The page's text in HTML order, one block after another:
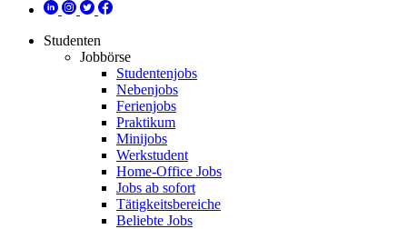
Studenten
Jobbörse
Studentenjobs
Nebenjobs
Ferienjobs
Praktikum
Minijobs
Werkstudent
Home-Office Jobs
Jobs ab sofort
Tätigkeitsbereiche
Beliebte Jobs